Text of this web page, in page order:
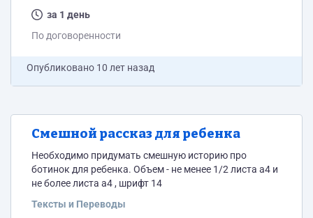
за 1 день
По договоренности
Опубликовано 10 лет назад
Смешной рассказ для ребенка
Необходимо придумать смешную историю про
ботинок для ребенка. Объем - не менее 1/2 листа а4 и
не более листа а4 , шрифт 14
Тексты и Переводы